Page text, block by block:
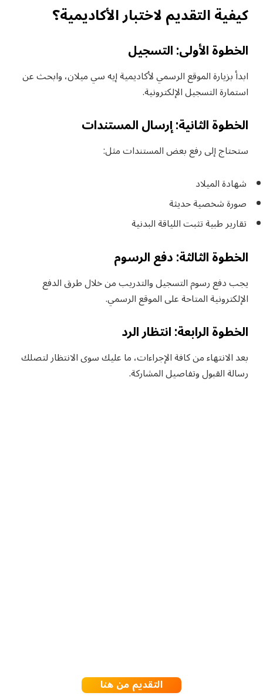
كيفية التقديم لاختبار الأكاديمية؟
الخطوة الأولى: التسجيل
ابدأ بزيارة الموقع الرسمي لأكاديمية إيه سي ميلان، وابحث عن
استمارة التسجيل الإلكترونية.
الخطوة الثانية: إرسال المستندات
ستحتاج إلى رفع بعض المستندات مثل:
شهادة الميلاد
صورة شخصية حديثة
تقارير طبية تثبت اللياقة البدنية
الخطوة الثالثة: دفع الرسوم
يجب دفع رسوم التسجيل والتدريب من خلال طرق الدفع
الإلكترونية المتاحة على الموقع الرسمي.
الخطوة الرابعة: انتظار الرد
بعد الانتهاء من كافة الإجراءات، ما عليك سوى الانتظار لتصلك
رسالة القبول وتفاصيل المشاركة.
التقديم من هنا